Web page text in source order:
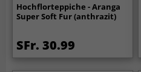
Hochflorteppiche - Aranga
Super Soft Fur (anthrazit)
SFr. 30.99